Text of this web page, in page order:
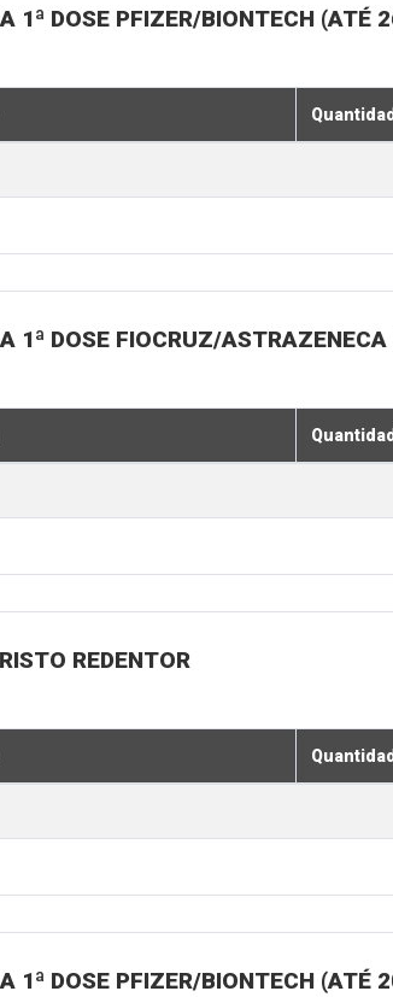
1ª DOSE PFIZER/BIONTECH (ATÉ
1ª DOSE FIOCRUZ/
REDENTOR
1ª DOSE PFIZER/BIONTECH (ATÉ